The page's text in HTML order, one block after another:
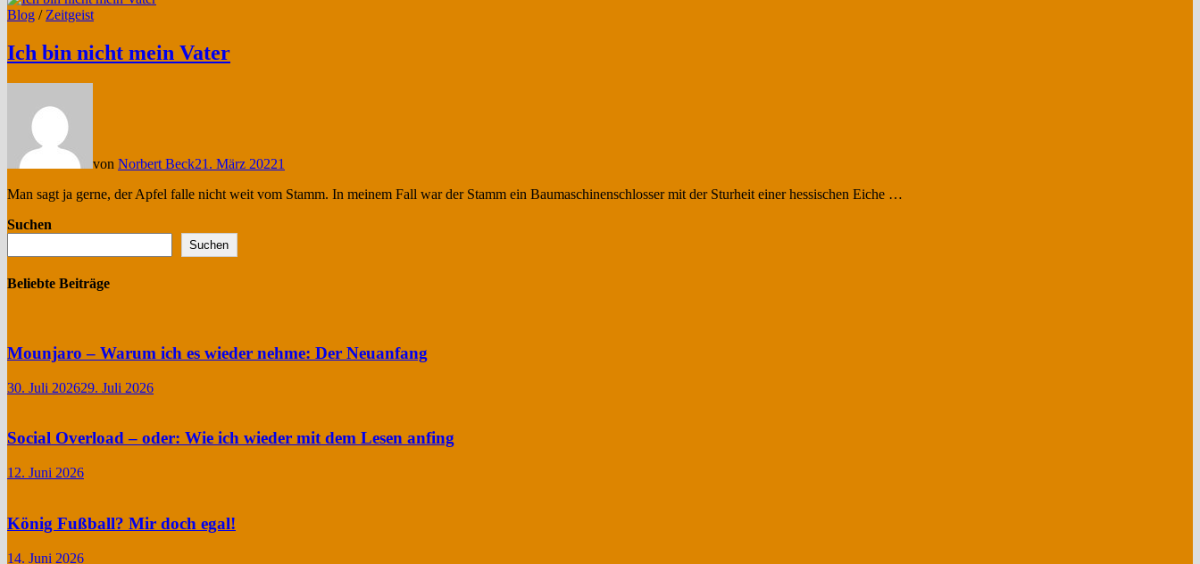
Blog / Zeitgeist
Ich bin nicht mein Vater
von Norbert Beck21. März 20221
Man sagt ja gerne, der Apfel falle nicht weit vom Stamm. In meinem Fall war der Stamm ein Baumaschinenschlosser mit der Sturheit einer hessischen Eiche …
Suchen
Suchen
Beliebte Beiträge
Mounjaro – Warum ich es wieder nehme: Der Neuanfang
30. Juli 202629. Juli 2026
Social Overload – oder: Wie ich wieder mit dem Lesen anfing
12. Juni 2026
König Fußball? Mir doch egal!
14. Juni 2026